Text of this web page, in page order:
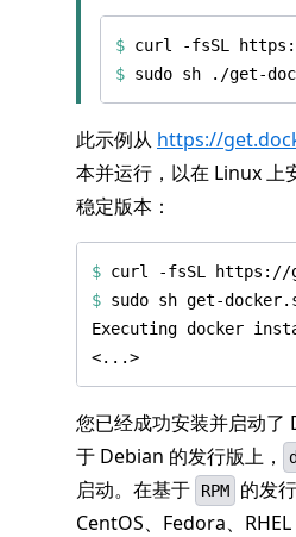
$
$
此示例从 https://
本并运行，以在 Linux 上
稳定版本：
$
$
您已经成功安装并启动了
于 Debian 的发行版上，
启动。在基于
RPM
的发
CentOS、Fedora、RHEL